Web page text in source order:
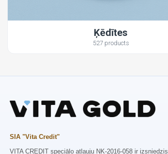
Ķēdītes
527 products
SIA "Vita Credit"
VITA CREDIT speciālo atļauju NK-2016-058 ir izsniedzis